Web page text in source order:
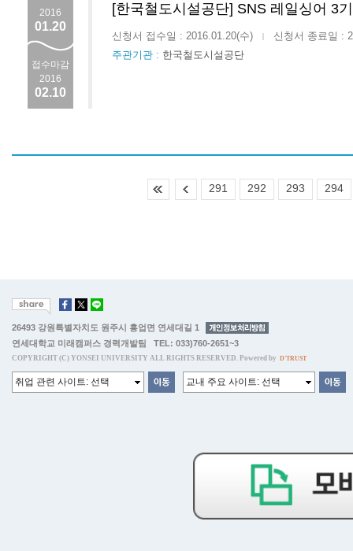
2016
01.20
접수마감
2016
02.10
[한국철도시설공단] SNS 레일싱어 3
신청서 접수일 : 2016.01.20(수) |
신청서 종료일 :
주관기관 : 한국철도시설공단
291 292 293 294
26493 강원특별자치도 원주시 흥업면 연세대길 1
연세대학교 미래캠퍼스 경력개발팀 TEL: 033)760-2651~3
COPYRIGHT (C) YONSEI UNIVERSITY ALL RIGHTS RESERVED. Powered by D'TRUST